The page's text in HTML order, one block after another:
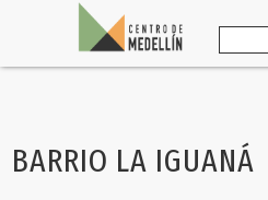
BARRIO LA IGUANÁ